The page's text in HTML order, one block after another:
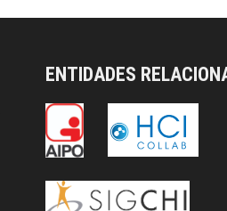
ENTIDADES